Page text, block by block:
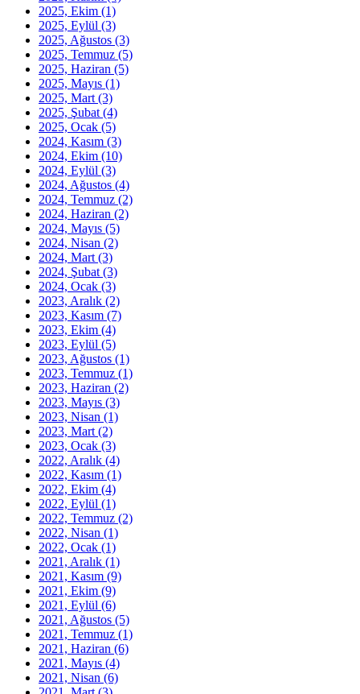
2025, Ekim (1)
2025, Eylül (3)
2025, Ağustos (3)
2025, Temmuz (5)
2025, Haziran (5)
2025, Mayıs (1)
2025, Mart (3)
2025, Şubat (4)
2025, Ocak (5)
2024, Kasım (3)
2024, Ekim (10)
2024, Eylül (3)
2024, Ağustos (4)
2024, Temmuz (2)
2024, Haziran (2)
2024, Mayıs (5)
2024, Nisan (2)
2024, Mart (3)
2024, Şubat (3)
2024, Ocak (3)
2023, Aralık (2)
2023, Kasım (7)
2023, Ekim (4)
2023, Eylül (5)
2023, Ağustos (1)
2023, Temmuz (1)
2023, Haziran (2)
2023, Mayıs (3)
2023, Nisan (1)
2023, Mart (2)
2023, Ocak (3)
2022, Aralık (4)
2022, Kasım (1)
2022, Ekim (4)
2022, Eylül (1)
2022, Temmuz (2)
2022, Nisan (1)
2022, Ocak (1)
2021, Aralık (1)
2021, Kasım (9)
2021, Ekim (9)
2021, Eylül (6)
2021, Ağustos (5)
2021, Temmuz (1)
2021, Haziran (6)
2021, Mayıs (4)
2021, Nisan (6)